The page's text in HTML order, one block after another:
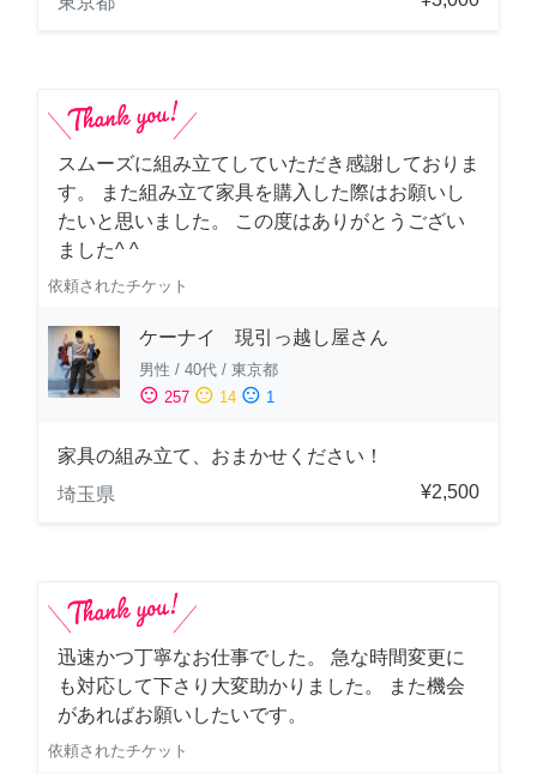
スムーズに組み立てしていただき感謝しておりま
す。 また組み立て家具を購入した際はお願いし
たいと思いました。 この度はありがとうござい
ました^ ^
依頼されたチケット
ケーナイ 現引っ越し屋さん
男性 / 40代 / 東京都
sentiment_satisfied 257 sentiment_neutral 14 sentiment_dissatisfied 1
家具の組み立て、おまかせください！
埼玉県
¥2,500
迅速かつ丁寧なお仕事でした。 急な時間変更に
も対応して下さり大変助かりました。 また機会
があればお願いしたいです。
依頼されたチケット